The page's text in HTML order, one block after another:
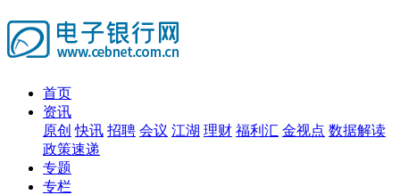
首页
资讯
原创 快讯 招聘 会议 江湖 理财 福利汇 金视点 数据解读
政策速递
专题
专栏